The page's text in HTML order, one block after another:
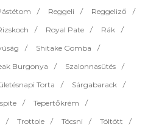
Reggeli
Reggeliző
Royal Pate
Rák
Shitake Gomba
Burgonya
Szalonnasütés
Torta
Sárgabarack
Tepertőkrém
Trottole Tócsni
Töltött